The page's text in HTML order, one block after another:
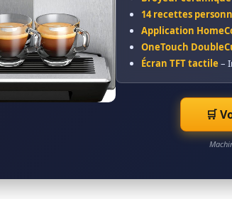
14 recettes
Application
OneTouch
Écran TFT tactile –
🛒